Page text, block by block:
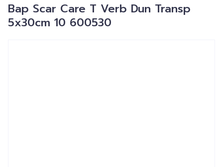
Bap Scar Care T Verb Dun Transp
5x30cm 10 600530